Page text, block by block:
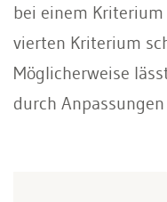
bei einem
vierten Kriterium
Möglicherweise
durch